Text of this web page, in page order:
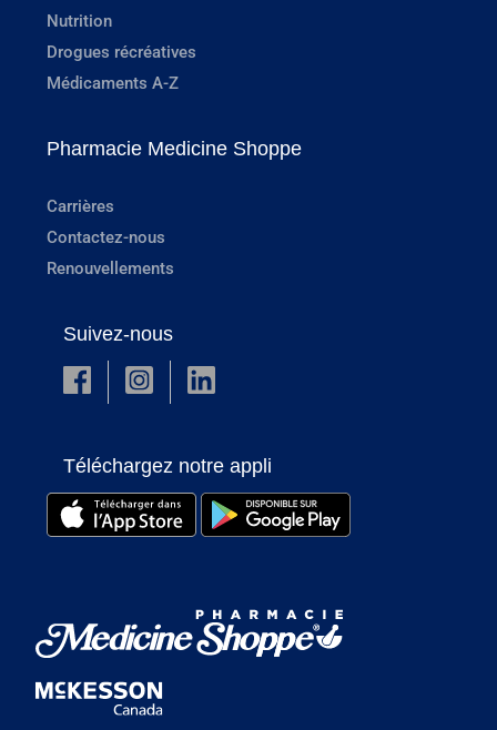
Nutrition
Drogues récréatives
Médicaments A-Z
Pharmacie Medicine Shoppe
Carrières
Contactez-nous
Renouvellements
Suivez-nous
Téléchargez notre appli